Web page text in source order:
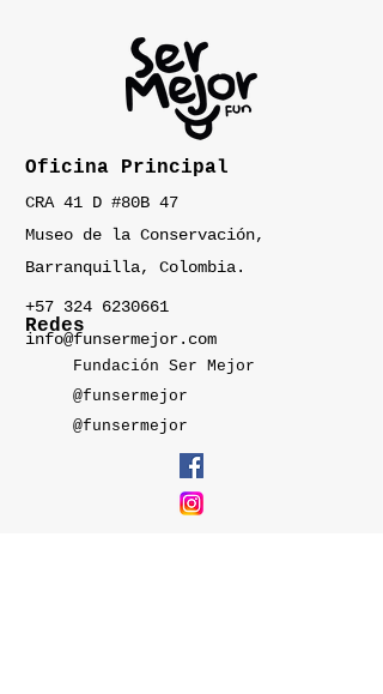
Oficina Principal
CRA 41 D #80B 47
Museo de la Conservación,
Barranquilla, Colombia.
+57 324 6230661
info@funsermejor.com
Redes
Fundación Ser Mejor
@funsermejor
@funsermejor